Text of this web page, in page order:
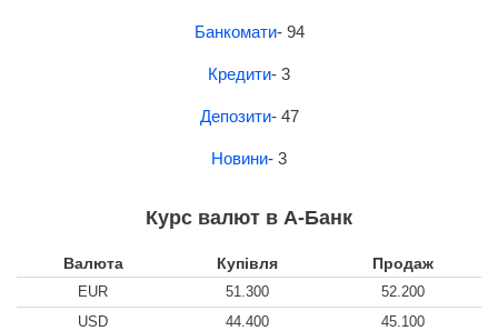
Банкомати- 94
Кредити- 3
Депозити- 47
Новини- 3
Курс валют в А-Банк
Валюта Купівля Продаж
EUR 51.300
52.200
USD
44.400 45.100